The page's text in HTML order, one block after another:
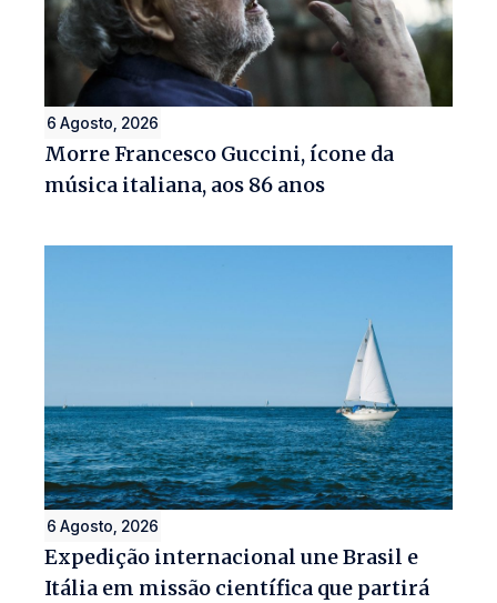
6 Agosto, 2026
Morre Francesco Guccini, ícone da
música italiana, aos 86 anos
6 Agosto, 2026
Expedição internacional une Brasil e
Itália em missão científica que partirá